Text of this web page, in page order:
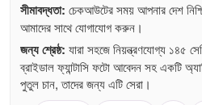
সীমাবদ্ধতা: চেকআউটের সময় আপনার দেশ
আমাদের সাথে যোগাযোগ করুন।
জন্য শ্রেষ্ঠ: যারা সহজে নিয়ন্ত্রণযোগ্য ১৪৫
ব্রাইডাল ফ্যান্টাসি ফটো আবেদন সহ একটি
পুতুল চান, তাদের জন্য এটি সেরা।